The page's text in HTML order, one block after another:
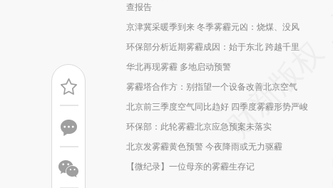
查报告
京津冀采暖季到来 冬季雾霾元凶：烧煤、没风
环保部分析近期雾霾成因：始于东北 跨越千里
华北再现雾霾 多地启动预警
雾霾塔合作方：别指望一个设备改善北京空气
北京前三季度空气同比趋好 四季度雾霾形势严峻
环保部：此轮雾霾北京应急预案未落实
北京发雾霾黄色预警 今夜降雨或无力驱霾
【微纪录】一位母亲的雾霾生存记